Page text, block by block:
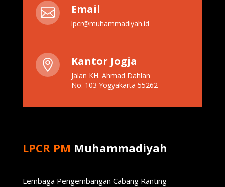
 Email
lpcr@muhammadiyah.id
 Kantor Jogja
Jalan KH. Ahmad Dahlan
No. 103 Yogyakarta 55262
LPCR PM Muhammadiyah
Lembaga Pengembangan Cabang Ranting